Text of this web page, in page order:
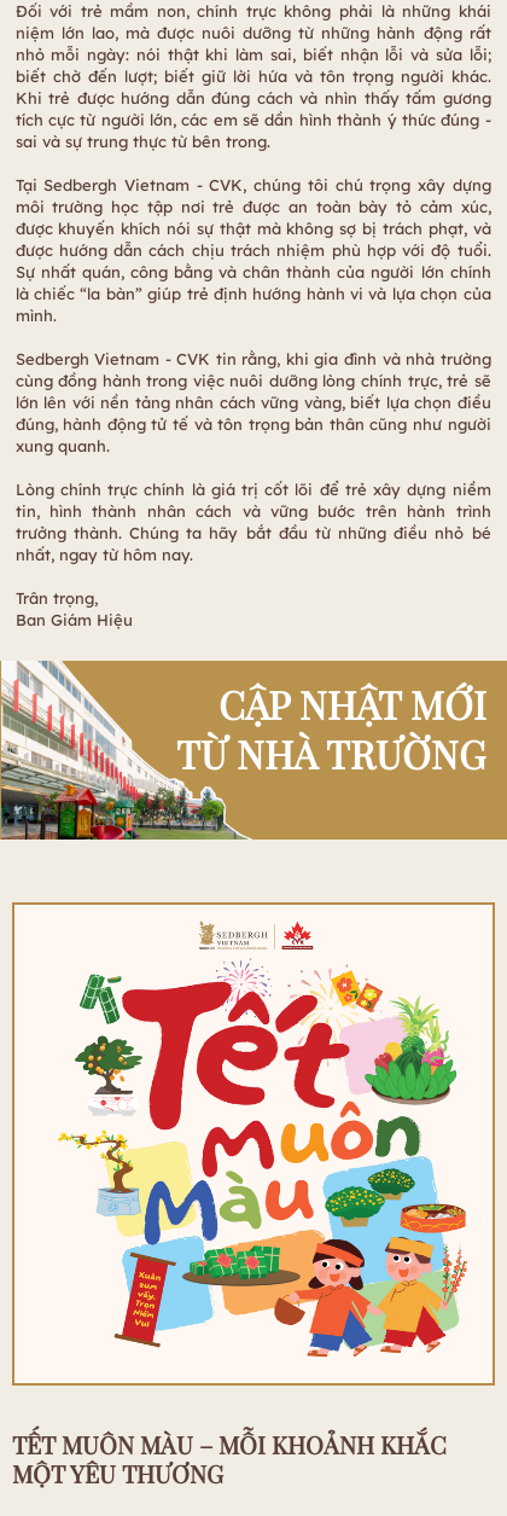
Đối với trẻ mầm non, chính trực không phải là những khái
niệm lớn lao, mà được nuôi dưỡng từ những hành động rất
nhỏ mỗi ngày: nói thật khi làm sai, biết nhận lỗi và sửa lỗi;
biết chờ đến lượt; biết giữ lời hứa và tôn trọng người khác.
Khi trẻ được hướng dẫn đúng cách và nhìn thấy tấm gương
tích cực từ người lớn, các em sẽ dần hình thành ý thức đúng -
sai và sự trung thực từ bên trong.
Tại Sedbergh Vietnam - CVK, chúng tôi chú trọng xây dựng
môi trường học tập nơi trẻ được an toàn bày tỏ cảm xúc,
được khuyến khích nói sự thật mà không sợ bị trách phạt, và
được hướng dẫn cách chịu trách nhiệm phù hợp với độ tuổi.
Sự nhất quán, công bằng và chân thành của người lớn chính
là chiếc “la bàn” giúp trẻ định hướng hành vi và lựa chọn của
mình.
Sedbergh Vietnam - CVK tin rằng, khi gia đình và nhà trường
cùng đồng hành trong việc nuôi dưỡng lòng chính trực, trẻ sẽ
lớn lên với nền tảng nhân cách vững vàng, biết lựa chọn điều
đúng, hành động tử tế và tôn trọng bản thân cũng như người
xung quanh.
Lòng chính trực chính là giá trị cốt lõi để trẻ xây dựng niềm
tin, hình thành nhân cách và vững bước trên hành trình
trưởng thành. Chúng ta hãy bắt đầu từ những điều nhỏ bé
nhất, ngay từ hôm nay.
Trân trọng,
Ban Giám Hiệu
CẬP NHẬT MỚI
TỪ NHÀ TRƯỜNG
TẾT MUÔN MÀU – MỖI KHOẢNH KHẮC
MỘT YÊU THƯƠNG